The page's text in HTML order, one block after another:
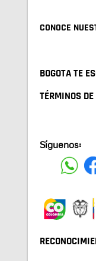
CONOCE
BOGOTA TE
TÉRMINOS DE
Síguenos: